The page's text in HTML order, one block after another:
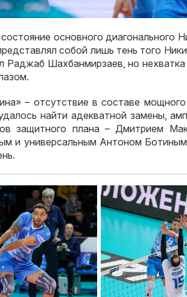
основного диагонального
собой лишь тень того
Раджаб Шахбанмирзаев, но
– отсутствие в составе
найти адекватной замены,
защитного плана – Дмитрием
и универсальным Антоном